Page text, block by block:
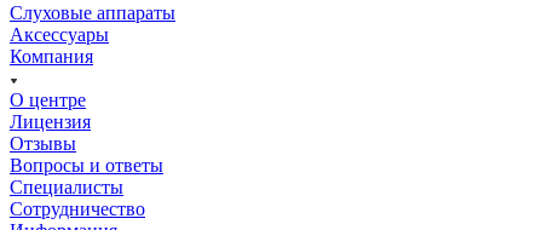
Слуховые аппараты
Аксессуары
Компания
О центре
Лицензия
Отзывы
Вопросы и ответы
Специалисты
Сотрудничество